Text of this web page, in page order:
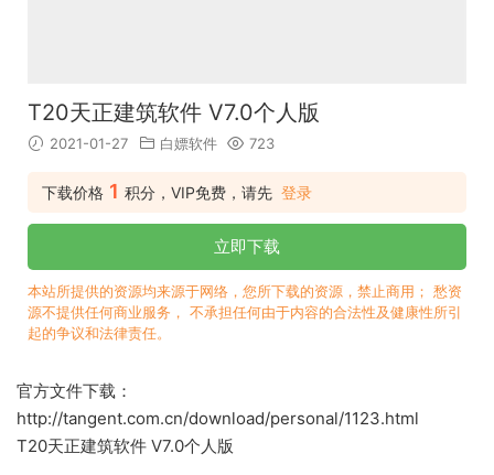
T20天正建筑软件 V7.0个人版
2021-01-27 白嫖软件 723
下载价格 1 积分，VIP免费，请先 登录
立即下载
本站所提供的资源均来源于网络，您所下载的资源，禁止商用； 愁资
源不提供任何商业服务， 不承担任何由于内容的合法性及健康性所引
起的争议和法律责任。
官方文件下载：
http://tangent.com.cn/download/personal/1123.html
T20天正建筑软件 V7.0个人版